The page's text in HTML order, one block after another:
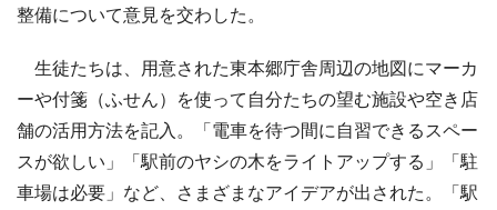
整備について意見を交わした。
生徒たちは、用意された東本郷庁舎周辺の地図にマーカ
ーや付箋（ふせん）を使って自分たちの望む施設や空き店
舗の活用方法を記入。「電車を待つ間に自習できるスペー
スが欲しい」「駅前のヤシの木をライトアップする」「駐
車場は必要」など、さまざまなアイデアが出された。「駅